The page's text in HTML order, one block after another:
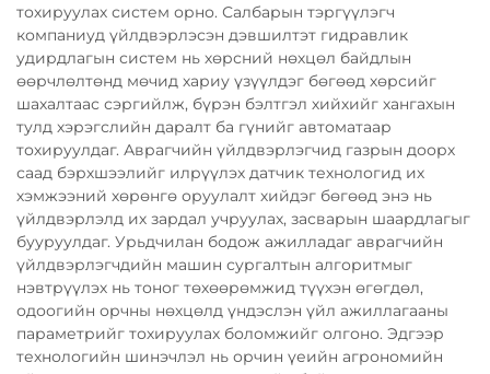
тохируулах систем орно. Салбарын тэргүүлэгч
компаниуд үйлдвэрлэсэн дэвшилтэт гидравлик
удирдлагын систем нь хөрсний нөхцөл байдлын
өөрчлөлтөнд мөчид хариу үзүүлдэг бөгөөд хөрсийг
шахалтаас сэргийлж, бүрэн бэлтгэл хийхийг хангахын
тулд хэрэгслийн даралт ба гүнийг автоматаар
тохируулдаг. Аврагчийн үйлдвэрлэгчид газрын доорх
саад бэрхшээлийг илрүүлэх датчик технологид их
хэмжээний хөрөнгө оруулалт хийдэг бөгөөд энэ нь
үйлдвэрлэлд их зардал учруулах, засварын шаардлагыг
бууруулдаг. Урьдчилан бодож ажилладаг аврагчийн
үйлдвэрлэгчдийн машин сургалтын алгоритмыг
нэвтрүүлэх нь тоног төхөөрөмжид түүхэн өгөгдөл,
одоогийн орчны нөхцөлд үндэслэн үйл ажиллагааны
параметрийг тохируулах боломжийг олгоно. Эдгээр
технологийн шинэчлэл нь орчин үеийн агрономийн